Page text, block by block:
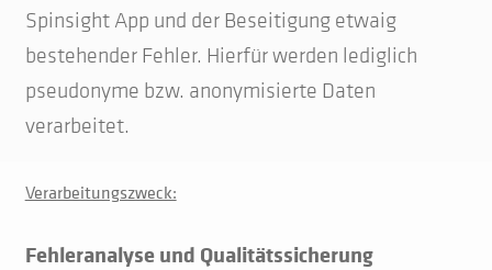
Spinsight App und der Beseitigung etwaig
bestehender Fehler. Hierfür werden lediglich
pseudonyme bzw. anonymisierte Daten
verarbeitet.
Verarbeitungszweck:
Fehleranalyse und Qualitätssicherung